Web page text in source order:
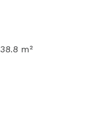
38.8 m²